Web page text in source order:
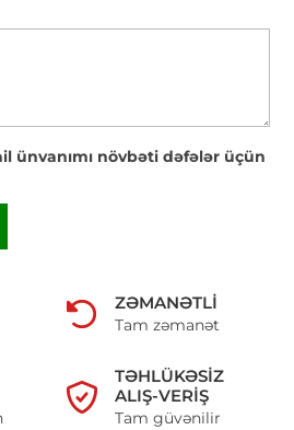
ünvanımı növbəti dəfələr üçün
ZƏMANƏTLI
Tam zəmanət
TƏHLÜKƏSIZ
ALIŞ-VERIŞ
Tam güvənilir